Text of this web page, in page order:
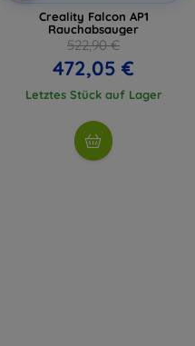
Creality Falcon AP1
Rauchabsauger
522,90 €
472,05 €
Letztes Stück auf Lager